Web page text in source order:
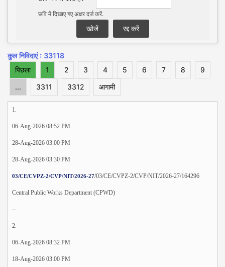
छवि में दिखाए गए अक्षर दर्ज करें.
कुल निविदाएं : 33118
पिछला
1 2 3 4 5 6 7 8
9
...
3311 3312 आगामी
1.
06-Aug-2026 08:52 PM
28-Aug-2026 03:00 PM
28-Aug-2026 03:30 PM
03/CE/CVPZ-2/CVP/NIT/2026-27/03/CE/CVPZ-2/CVP/NIT/2026-27/164296
Central Public Works Department (CPWD)
--
2.
06-Aug-2026 08:32 PM
18-Aug-2026 03:00 PM